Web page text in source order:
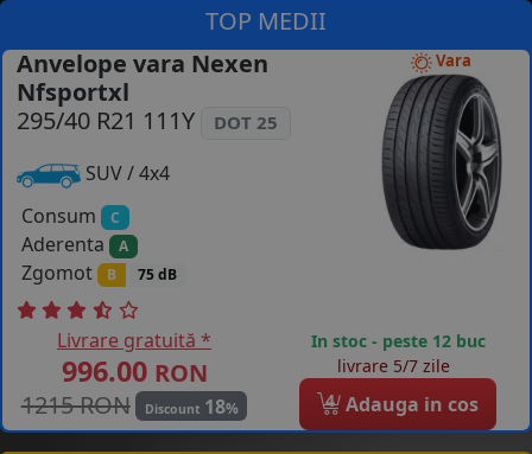
TOP MEDII
Vara
Anvelope vara Nexen
Nfsportxl
295/40 R21 111Y
DOT 25
SUV / 4x4
Consum
C
Aderenta A
Zgomot B 75 dB
Livrare gratuită *
996.00 RON
1215 RON
Discount 18%
In stoc - peste 12 buc
livrare 5/7 zile
4 Adauga in cos